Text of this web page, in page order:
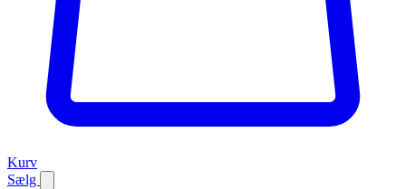
Kurv
Sælg